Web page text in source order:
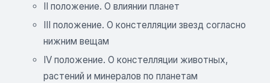
II положение. О влиянии планет
III положение. О констелляции звезд согласно
нижним вещам
IV положение. О констелляции животных,
растений и минералов по планетам